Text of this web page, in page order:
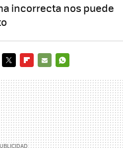
incorrecta nos puede
MAIL